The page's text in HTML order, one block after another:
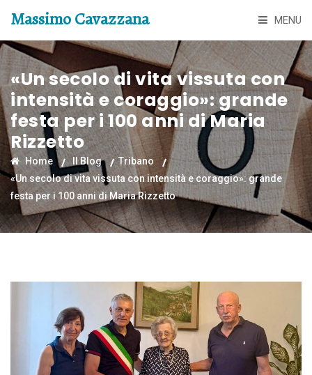
Massimo Cavazzana MENU
«Un secolo di vita vissuta con
intensità e coraggio»: grande
festa per i 100 anni di Maria
Rizzetto
Home Il Blog
Tribano
«Un secolo di vita vissuta con intensità e coraggio»: grande
festa per i 100 anni di Maria Rizzetto